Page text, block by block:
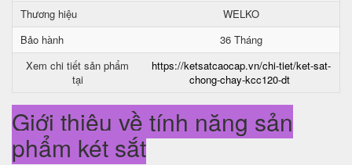
Thương hiệu
WELKO
Bảo hành
36 Tháng
Xem chi tiết sản phẩm
tại
https://ketsatcaocap.vn/chi-tiet/ket-sat-
chong-chay-kcc120-dt
Giới thiệu về tính năng sản
phẩm két sắt